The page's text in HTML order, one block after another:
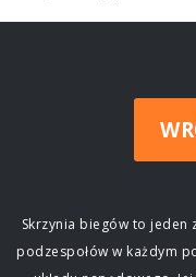
Skrzynia biegów to jeden
podzespołów w każdym